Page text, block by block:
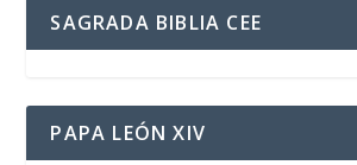
SAGRADA BIBLIA CEE
PAPA LEÓN XIV